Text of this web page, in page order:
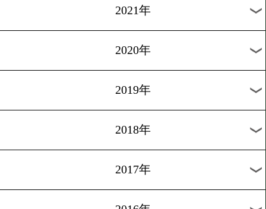
過去のニュース
2026年
2025年
2024年